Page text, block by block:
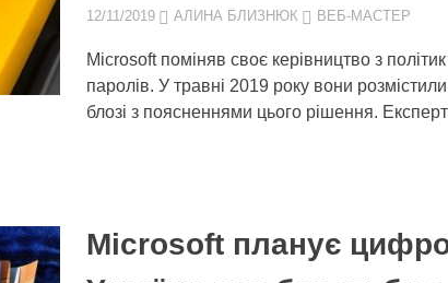
12/11/2019 АЛИНА БЛИЗНЮК ВЕБ-МАСТЕР
Microsoft поміняв своє керівництво з політик
паролів. У травні 2019 року вони
блозі з поясненнями цього рішення.
Microsoft планує